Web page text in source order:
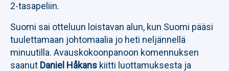
2-tasapeliin.
Suomi sai otteluun loistavan alun, kun Suomi pääsi
tuulettamaan johtomaalia jo heti neljännellä
minuutilla. Avauskokoonpanoon komennuksen
saanut Daniel Håkans kiitti luottamuksesta ja